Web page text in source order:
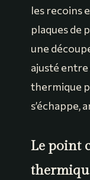
les recoins
plaques de
une
ajusté
thermique
s’échappe,
Le point